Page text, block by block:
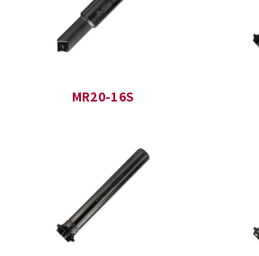
MR20-16S